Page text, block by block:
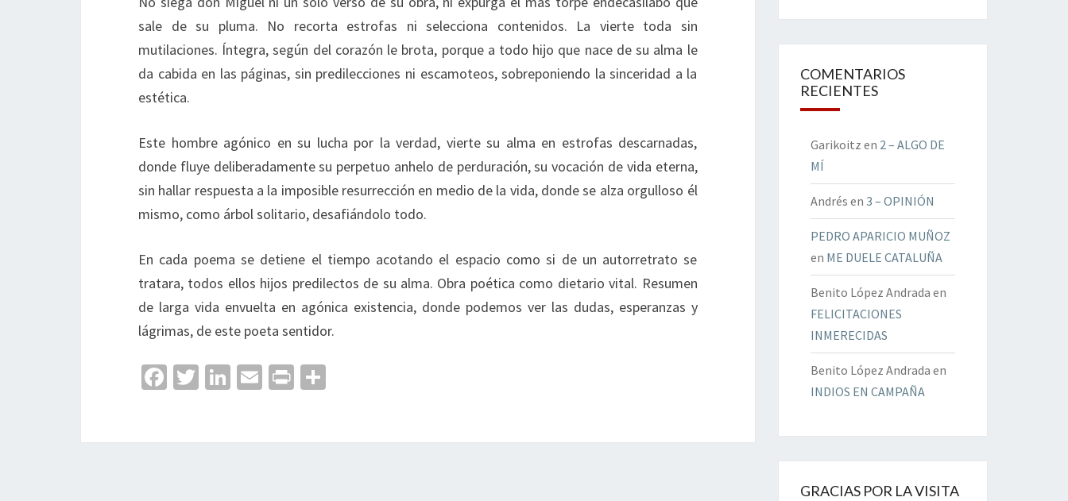
sale de su pluma. No recorta estrofas ni selecciona contenidos. La vierte toda sin
mutilaciones. Íntegra, según del corazón le brota, porque a todo hijo que nace de su alma le
da cabida en las páginas, sin predilecciones ni escamoteos, sobreponiendo la sinceridad a la
estética.
Este hombre agónico en su lucha por la verdad, vierte su alma en estrofas descarnadas,
donde fluye deliberadamente su perpetuo anhelo de perduración, su vocación de vida eterna,
sin hallar respuesta a la imposible resurrección en medio de la vida, donde se alza orgulloso él
mismo, como árbol solitario, desafiándolo todo.
En cada poema se detiene el tiempo acotando el espacio como si de un autorretrato se
tratara, todos ellos hijos predilectos de su alma. Obra poética como dietario vital. Resumen
de larga vida envuelta en agónica existencia, donde podemos ver las dudas, esperanzas y
lágrimas, de este poeta sentidor.
Fa T
Li
E
Pr
COMENTARIOS
RECIENTES
Garikoitz en 2 – ALGO DE
MÍ
Andrés en 3 – OPINIÓN
PEDRO APARICIO MUÑOZ
en ME DUELE CATALUÑA
Benito López Andrada en
FELICITACIONES
INMERECIDAS
Benito López Andrada en
INDIOS EN CAMPAÑA
GRACIAS POR LA VISITA